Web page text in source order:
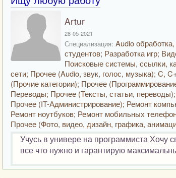
Artur
28-05-2021
Специализация: Audio
студентов; Разработка игр;
Поисковые системы, ссылки,
сети; Прочее (Audio, звук, голос, музыка); C,
(Прочие категории); Прочее
Переводы; Прочее (Тексты, статьи,
Прочее (IT-Администрирование); Ремонт
Ремонт ноутбуков; Ремонт мобильных
Прочее (Фото, видео, дизайн, графика,
Учусь в универе на программиста Хочу
все что нужно и гарантирую